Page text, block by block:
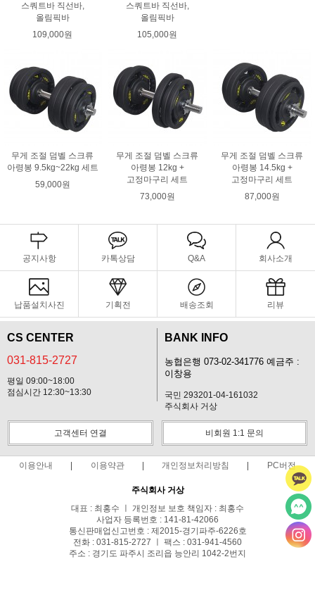
스쿼트바 직선바,
올림픽바
109,000원
스쿼트바 직선바,
올림픽바
105,000원
무게 조절 덤벨 스크류
아령봉 9.5kg~22kg 세트
59,000원
무게 조절 덤벨 스크류
아령봉 12kg +
고정마구리 세트
73,000원
무게 조절 덤벨 스크류
아령봉 14.5kg +
고정마구리 세트
87,000원
공지사항 카톡상담 Q&A 회사소개
납품설치사진 기획전 배송조회 리뷰
CS CENTER
031-815-2727
평일 09:00~18:00
점심시간 12:30~13:30
BANK INFO
농협은행 073-02-341776 예금주 :
이창용
국민 293201-04-161032
주식회사 거상
고객센터 연결 비회원 1:1 문의
이용안내 이용약관 개인정보처리방침 PC버전
주식회사 거상
대표 : 최홍수 ㅣ 개인정보 보호 책임자 : 최홍수
사업자 등록번호 : 141-81-42066
통신판매업신고번호 : 제2015-경기파주-6226호
전화 : 031-815-2727 ㅣ 팩스 : 031-941-4560
주소 : 경기도 파주시 조리읍 능안리 1042-2번지